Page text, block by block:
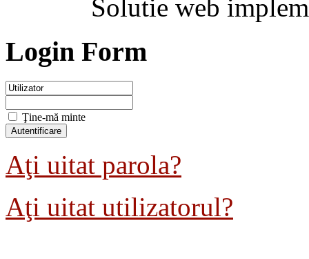
Solutie web
Login Form
Ţine-mă minte
Aţi uitat parola?
Aţi uitat utilizatorul?